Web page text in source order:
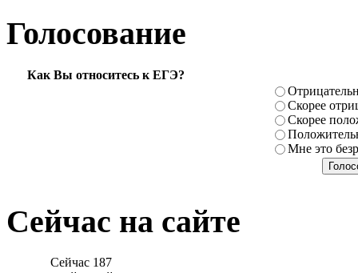
Голосование
Как Вы относитесь к ЕГЭ?
Скорее
Скорее
Мне это
Сейчас на сайте
Сейчас 187